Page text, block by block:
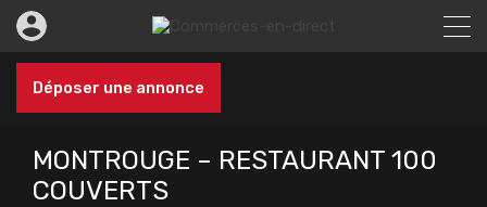
Déposer une annonce
MONTROUGE – RESTAURANT 100
COUVERTS